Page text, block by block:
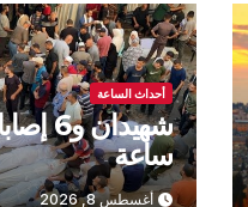
أحداث الساعة
ساعة
أغسطس 8, 2026